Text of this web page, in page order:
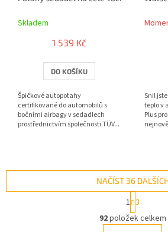
Skladem
1 539 Kč
DO KOŠÍKU
Špičkové autopotahy
certifikované do automobilů s
bočními airbagy v sedadlech
prostřednictvím společnosti TÜV...
Snil
teplo v
Plus
O
v
NAČÍST 36
t
r
á
1 3
92položek celkem